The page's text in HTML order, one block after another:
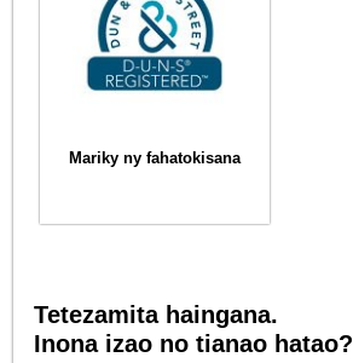
Mariky ny fahatokisana
Tetezamita haingana.
Inona izao no tianao hatao?